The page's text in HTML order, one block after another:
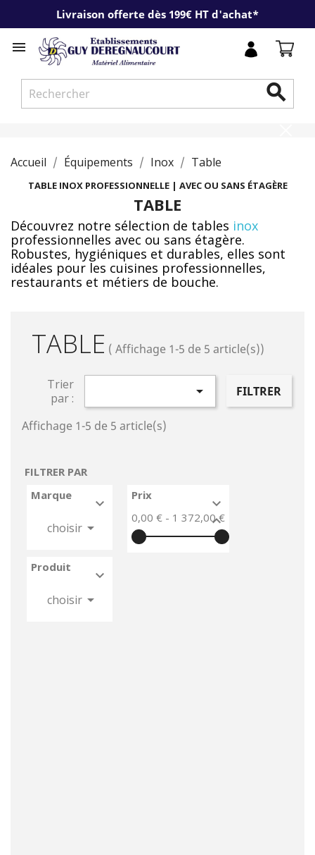
Livraison offerte dès 199€ HT d'achat*


Accueil Équipements Inox Table
TABLE INOX PROFESSIONNELLE | AVEC OU SANS ÉTAGÈRE
TABLE
Découvrez notre sélection de tables inox
professionnelles avec ou sans étagère.
Robustes, hygiéniques et durables, elles sont
idéales pour les cuisines professionnelles,
restaurants et métiers de bouche.
TABLE ( Affichage 1-5 de 5 article(s))
Trier
par :
 FILTRER
Affichage 1-5 de 5 article(s)
FILTRER PAR
Marque

choisir 
Prix


0,00 € - 1 372,00 €
Produit

choisir 